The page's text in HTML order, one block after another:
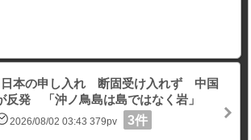
日本の申し入れ 断固受け入れず 中国
反発 「沖ノ鳥島は島ではなく岩」
2026/08/02 03:43 379pv 3件